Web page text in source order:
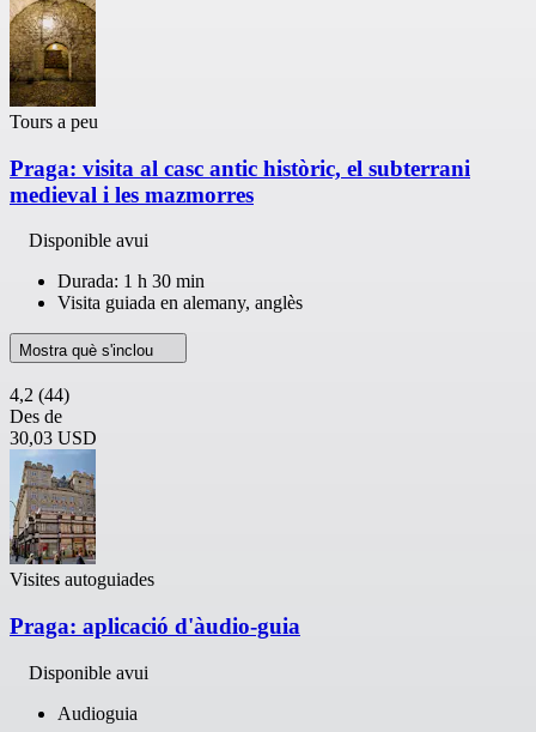
Tours a peu
Praga: visita al casc antic històric, el subterrani
medieval i les mazmorres
Disponible avui
Durada: 1 h 30 min
Visita guiada en alemany, anglès
Mostra què s'inclou
4,2 (44)
Des de
30,03 USD
Visites autoguiades
Praga: aplicació d'àudio-guia
Disponible avui
Audioguia